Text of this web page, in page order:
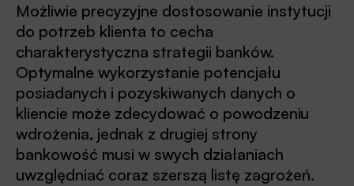
Możliwie precyzyjne dostosowanie instytucji
do potrzeb klienta to cecha
charakterystyczna strategii banków.
Optymalne wykorzystanie potencjału
posiadanych i pozyskiwanych danych o
kliencie może zdecydować o powodzeniu
wdrożenia, jednak z drugiej strony
bankowość musi w swych działaniach
uwzględniać coraz szerszą listę zagrożeń.